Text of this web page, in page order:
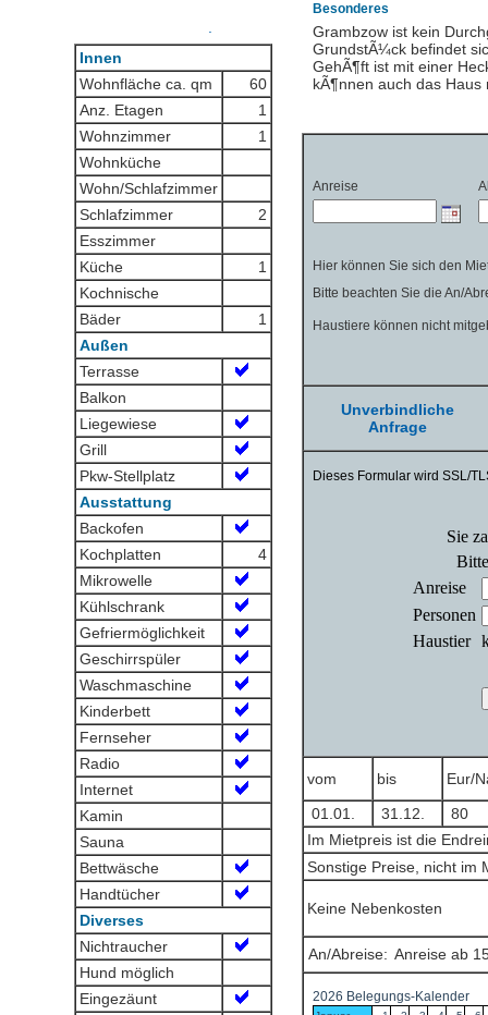
Innen
Wohnfläche ca. qm
60
Anz. Etagen
1
Wohnzimmer
1
Wohnküche
Wohn/Schlafzimmer
Schlafzimmer
2
Esszimmer
Küche
1
Kochnische
Bäder
1
Außen
Terrasse
Balkon
Liegewiese
Grill
Pkw-Stellplatz
Ausstattung
Backofen
Kochplatten
4
Mikrowelle
Kühlschrank
Gefriermöglichkeit
Geschirrspüler
Waschmaschine
Kinderbett
Fernseher
Radio
Internet
Kamin
Sauna
Bettwäsche
Handtücher
Diverses
Nichtraucher
Hund möglich
Eingezäunt
Besonderes
Grambzow ist kein
GrundstÃ¼ck befindet
GehÃ¶ft ist mit einer
kÃ¶nnen auch das
Unverbindliche
Anfrage
vom bis
Eur/
01.01.
31.12.
80
Im Mietpreis ist die
Sonstige Preise, nicht im
Keine Nebenkosten
An/Abreise: Anreise ab